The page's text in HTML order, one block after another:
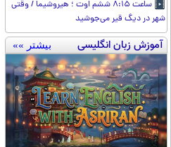
ساعت ۸:۱۵ ششم اوت ؛ هیروشیما / وقتی
شهر در دیگ قیر می‌جوشید
آموزش زبان انگلیسی بیشتر »»